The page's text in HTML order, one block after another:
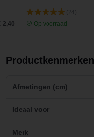
2,40
Op voorraad
Productkenmerken
Afmetingen (cm)
Ideaal voor
Merk